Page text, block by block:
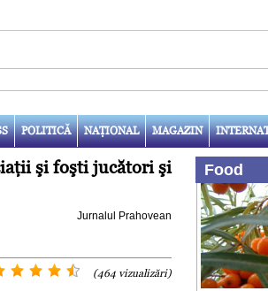
POLITICĂ NAŢIONAL MAGAZIN
şi foşti jucători şi
Jurnalul Prahovean
(464 vizualizări)
Food